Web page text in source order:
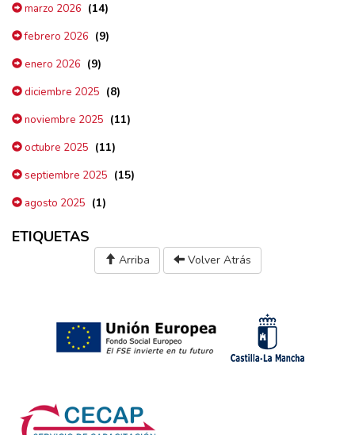
marzo 2026 (14)
febrero 2026 (9)
enero 2026 (9)
diciembre 2025 (8)
noviembre 2025 (11)
octubre 2025 (11)
septiembre 2025 (15)
agosto 2025 (1)
ETIQUETAS
Arriba Volver Atrás